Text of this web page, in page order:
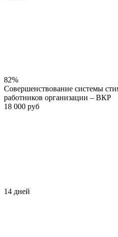
82%
Совершенствование системы
работников организации – ВКР
18 000 руб
14 дней